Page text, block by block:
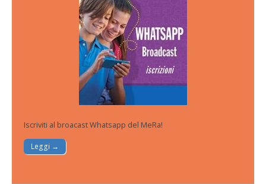
Iscriviti al broacast Whatsapp del MeRa!
Leggi →